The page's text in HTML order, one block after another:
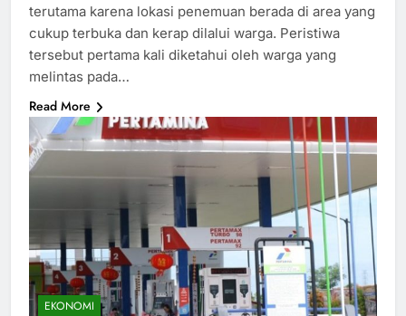
terutama karena lokasi penemuan berada di area yang
cukup terbuka dan kerap dilalui warga. Peristiwa
tersebut pertama kali diketahui oleh warga yang
melintas pada…
Read More
EKONOMI